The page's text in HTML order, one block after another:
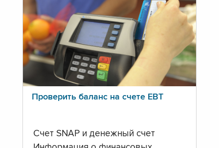
Проверить баланс на счете ЕВТ
Счет SNAP и денежный счет